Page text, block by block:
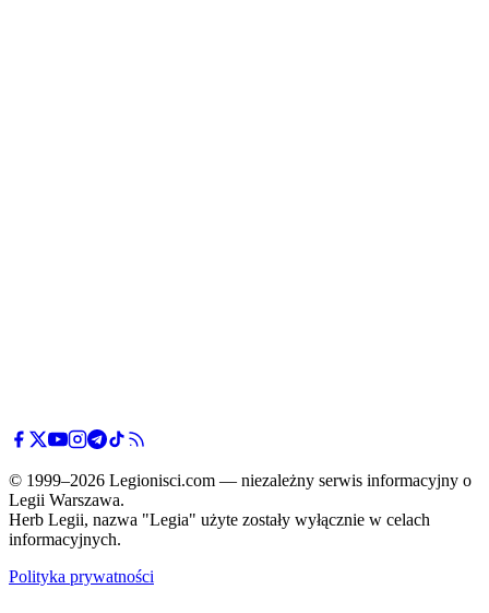
© 1999–2026 Legionisci.com — niezależny serwis informacyjny o
Legii Warszawa.
Herb Legii, nazwa "Legia" użyte zostały wyłącznie w celach
informacyjnych.
Polityka prywatności